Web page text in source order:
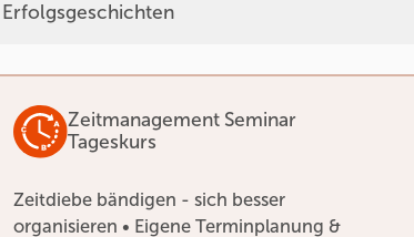
Erfolgsgeschichten
Zeitmanagement Seminar
Tageskurs
Zeitdiebe bändigen - sich besser
organisieren • Eigene Terminplanung &